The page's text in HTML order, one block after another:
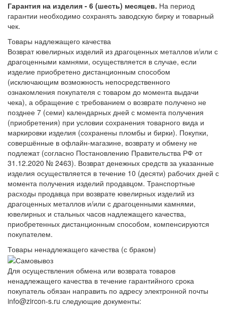
Гарантия на изделия - 6 (шесть) месяцев. На период
гарантии необходимо сохранять заводскую бирку и товарный
чек.
Товары надлежащего качества
Возврат ювелирных изделий из драгоценных металлов и/или с
драгоценными камнями, осуществляется в случае, если
изделие приобретено дистанционным способом
(исключающим возможность непосредственного
ознакомления покупателя с товаром до момента выдачи
чека), а обращение с требованием о возврате получено не
позднее 7 (семи) календарных дней с момента получения
(приобретения) при условии сохранения товарного вида и
маркировки изделия (сохранены пломбы и бирки). Покупки,
совершённые в офлайн-магазине, возврату и обмену не
подлежат (согласно Постановлению Правительства РФ от
31.12.2020 № 2463). Возврат денежных средств за указанные
изделия осуществляется в течение 10 (десяти) рабочих дней с
момента получения изделий продавцом. Транспортные
расходы продавца при возврате ювелирных изделий из
драгоценных металлов и/или с драгоценными камнями,
ювелирных и стальных часов надлежащего качества,
приобретенных дистанционным способом, компенсируются
покупателем.
Товары ненадлежащего качества (с браком)
Для осуществления обмена или возврата товаров
ненадлежащего качества в течение гарантийного срока
покупатель обязан направить по адресу электронной почты
info@zircon-s.ru следующие документы: